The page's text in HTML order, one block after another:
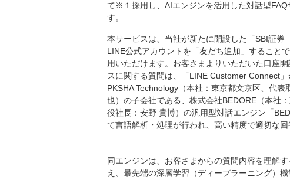
て※１採用し、AIエンジンを活用した対話型
す。
本サービスは、当社が新たに開設した「SBI証券
LINE公式アカウントを「友だち追加」すること
用いただけます。お客さまよりいただいた口座
スに関する質問は、「LINE Customer Connect
PKSHA Technology（本社：東京都文京区、代
也）の子会社である、株式会社BEDORE（本社
役社長：安野 貴博）の汎用型対話エンジン「
て言語解析・処理が行われ、高い精度で適切な回
同エンジンは、お客さまからの質問内容を理解
え、最先端の深層学習（ディープラーニング）